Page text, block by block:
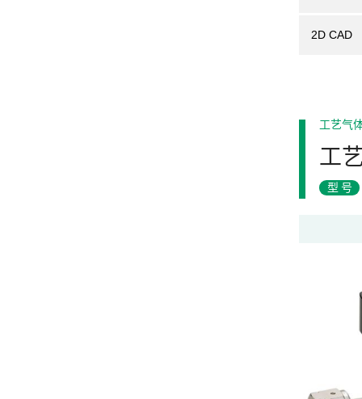
2D CAD
工艺气
工
型号